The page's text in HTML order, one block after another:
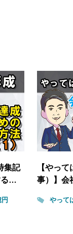
集記
る…
【やっ
事）】会
やって